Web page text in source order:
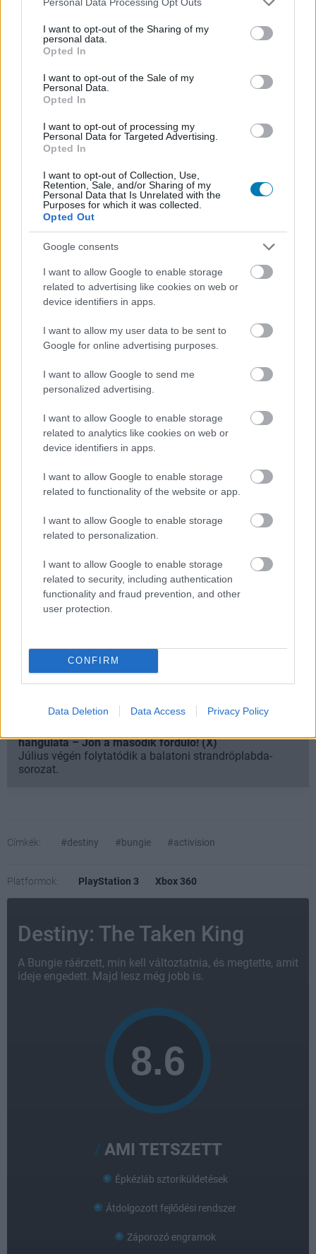
not limited to your visit or usage behaviour. You may click to
grant or deny consent to Google and its third-party tags to
use your data for below specified purposes in below Google
consent section.
I want to opt-out of the Sharing of my
personal data.
Opted In
I want to opt-out of the Sale of my
Personal Data.
Opted In
I want to opt-out of processing my
Personal Data for Targeted Advertising.
Opted In
I want to opt-out of Collection, Use,
Retention, Sale, and/or Sharing of my
Personal Data that Is Unrelated with the
Purposes for which it was collected.
Opted Out
Google consents
I want to allow Google to enable storage
related to advertising like cookies on web or
device identifiers in apps.
I want to allow my user data to be sent to
Google for online advertising purposes.
I want to allow Google to send me
personalized advertising.
I want to allow Google to enable storage
related to analytics like cookies on web or
device identifiers in apps.
I want to allow Google to enable storage
related to functionality of the website or app.
I want to allow Google to enable storage
related to personalization.
I want to allow Google to enable storage
related to security, including authentication
functionality and fraud prevention, and other
user protection.
CONFIRM
Data Deletion Data Access Privacy Policy
Hozzászólások
Destiny - megjelent az utolsó
frissítés a régi konzolokra
Ennyi volt: a Bungie nem frissíti tovább a
Destiny PS3-as és Xbox 360-as változatait,
hacsak valami súlyos probléma nem
jelentkezik.
Unmute Loaded:
21.65%
A PlayStation 3 idén tíz éves, az Xbox 360 meg már 11
jönnek a két platformra, a Microsoft le is állíttatta előző
generációs konzoljának gyártását. Ezzel együtt egyre
több játékos pártol át PS4-re és Xbox One-ra, hiszen a
két jelenlegi generációs gép ára már egyre inkább
elfogadható szinten van (500 GB-os, kifogástalan
úgyhogy tényleg egyre kevésbé éri meg az elavult
platformokat támogatni.
A Bungie sokáig kivárt, de most feladta: a Destiny
Xbox 360-as és PS3-as frissítése , a 2.3.1.0 tegnap
jelent meg. A továbbiakban ha valami biztonsági rést
felfedeznek, vagy egy funkció nem rendeltetésszerűen
működik, jöhetnek új hotfixek, viszont augusztustól már
elköszönhetünk a Festival of the Losttól, a Crimson
Osiristől és az Iron Bannertől is. Az új kiegészítő, a Rise
of Iron természetesen szintén nem jön a konzolokra.
hangulata – Jön a második forduló! (X)
Július végén folytatódik a balatoni strandröplabda-
sorozat.
Címkék: #destiny #bungie #activision
Platformok: PlayStation 3 Xbox 360
Destiny: The Taken King
A Bungie ráérzett, min kell változtatnia, és megtette, amit
ideje engedett. Majd lesz még jobb is.
AMI TETSZETT
Épkézláb sztoriküldetések
Átdolgozott fejlődési rendszer
Záporozó engramok